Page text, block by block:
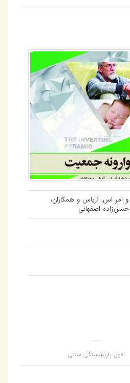
و امر اس. آریاس و همکاران،
اصفهانی
افول بازنشستگی سنتی